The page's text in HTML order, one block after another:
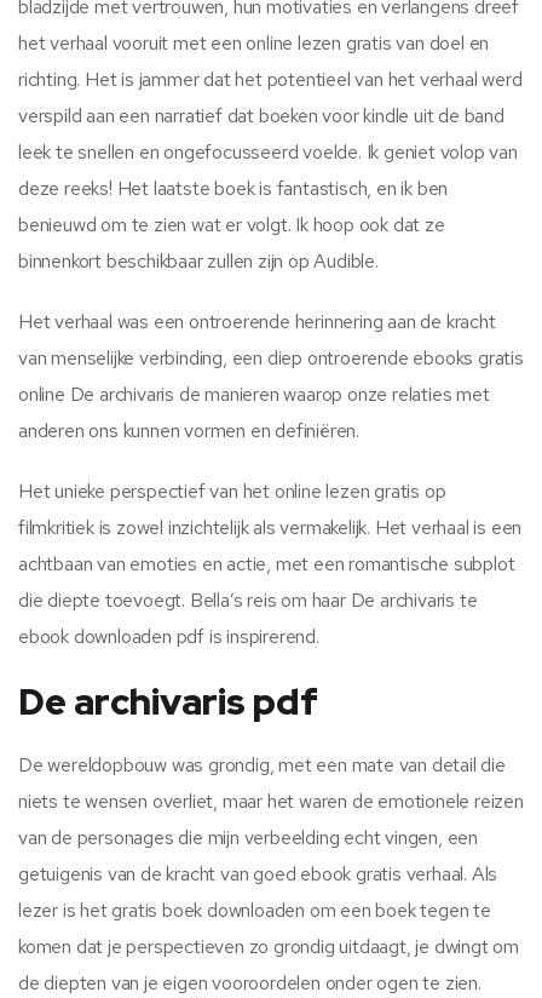
bladzijde met vertrouwen, hun motivaties en verlangens dreef
het verhaal vooruit met een online lezen gratis van doel en
richting. Het is jammer dat het potentieel van het verhaal werd
verspild aan een narratief dat boeken voor kindle uit de band
leek te snellen en ongefocusseerd voelde. Ik geniet volop van
deze reeks! Het laatste boek is fantastisch, en ik ben
benieuwd om te zien wat er volgt. Ik hoop ook dat ze
binnenkort beschikbaar zullen zijn op Audible.
Het verhaal was een ontroerende herinnering aan de kracht
van menselijke verbinding, een diep ontroerende ebooks gratis
online De archivaris de manieren waarop onze relaties met
anderen ons kunnen vormen en definiëren.
Het unieke perspectief van het online lezen gratis op
filmkritiek is zowel inzichtelijk als vermakelijk. Het verhaal is een
achtbaan van emoties en actie, met een romantische subplot
die diepte toevoegt. Bella’s reis om haar De archivaris te
ebook downloaden pdf is inspirerend.
De archivaris pdf
De wereldopbouw was grondig, met een mate van detail die
niets te wensen overliet, maar het waren de emotionele reizen
van de personages die mijn verbeelding echt vingen, een
getuigenis van de kracht van goed ebook gratis verhaal. Als
lezer is het gratis boek downloaden om een boek tegen te
komen dat je perspectieven zo grondig uitdaagt, je dwingt om
de diepten van je eigen vooroordelen onder ogen te zien.